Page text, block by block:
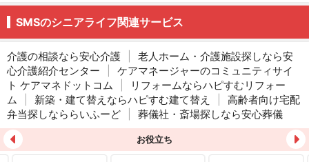
SMSのシニアライフ関連サービス
介護の相談なら安心介護
老人ホーム・介護施設探しなら安
心介護紹介センター
ケアマネージャーのコミュニティサイ
ト ケアマネドットコム
リフォームならハピすむリフォー
ム
新築・建て替えならハピすむ建て替え
高齢者向け宅配
弁当探しなららいふーど
葬儀社・斎場探しなら安心葬儀
お役立ち